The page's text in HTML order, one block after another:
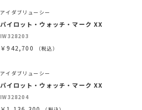
アイダブリューシー
パイロット・ウォッチ・マーク XX
IW328203
￥942,700 （税込）
アイダブリューシー
パイロット・ウォッチ・マーク XX
IW328204